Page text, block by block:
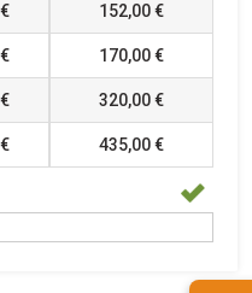
152,00 €
170,00 €
320,00 €
435,00 €